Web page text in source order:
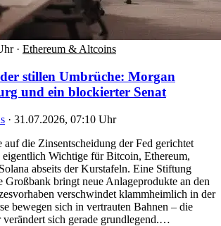
· Ethereum & Altcoins
stillen Umbrüche: Morgan
und ein blockierter Senat
· 31.07.2026, 07:10 Uhr
die Zinsentscheidung der Fed gerichtet
eigentlich Wichtige für Bitcoin, Ethereum,
abseits der Kurstafeln. Eine Stiftung
Großbank bringt neue Anlageprodukte an den
verschwindet klammheimlich in der
bewegen sich in vertrauten Bahnen – die
sich gerade grundlegend.…